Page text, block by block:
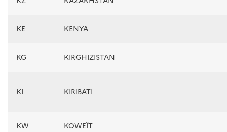
KE KENYA
KG KIRGHIZISTAN
KI KIRIBATI
KW KOWEÏT